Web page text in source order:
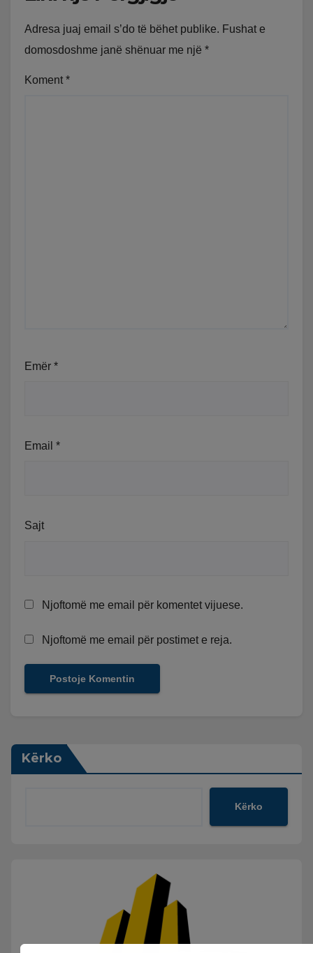
Adresa juaj email s’do të bëhet publike. Fushat e
domosdoshme janë shënuar me një *
Koment *
Emër *
Email *
Sajt
Njoftomë me email për komentet vijuese.
Njoftomë me email për postimet e reja.
Kërko
Kërko